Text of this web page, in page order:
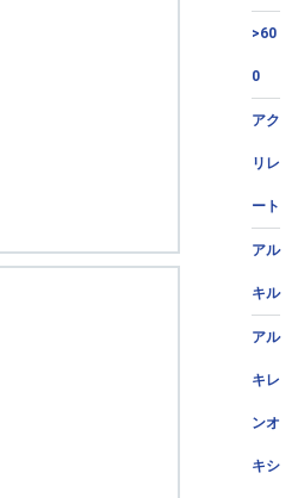
>60
0
アク
リレ
ート
アル
キル
アル
キレ
ンオ
キシ